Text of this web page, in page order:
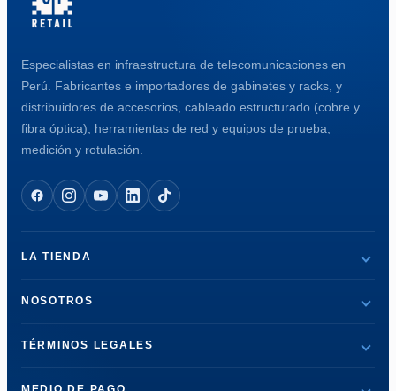
Especialistas en infraestructura de telecomunicaciones en
Perú. Fabricantes e importadores de gabinetes y racks, y
distribuidores de accesorios, cableado estructurado (cobre y
fibra óptica), herramientas de red y equipos de prueba,
medición y rotulación.
LA TIENDA
NOSOTROS
TÉRMINOS LEGALES